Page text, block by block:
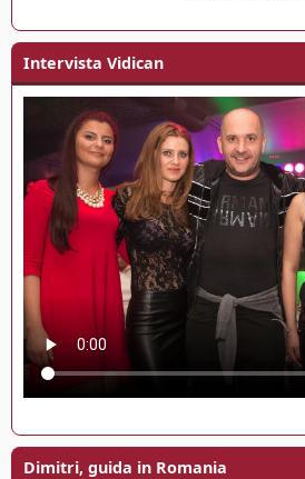
Intervista Vidican
Dimitri, guida in Romania